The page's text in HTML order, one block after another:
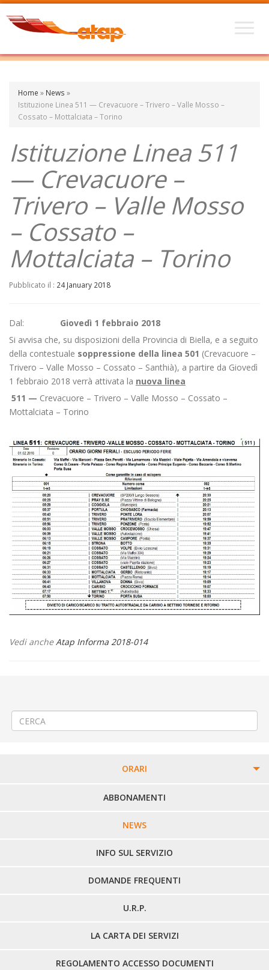
Home » News »
Istituzione Linea 511 — Crevacuore – Trivero – Valle Mosso –
Cossato – Mottalciata – Torino
Istituzione Linea 511
— Crevacuore –
Trivero – Valle Mosso
– Cossato –
Mottalciata – Torino
Pubblicato il : 24 January 2018
Dal: Giovedì 1 febbraio 2018
Si avvisa che, su disposizioni della Provincia di Biella, e a seguito
della contestuale soppressione della linea 501 (Crevacuore –
Trivero – Valle Mosso – Cossato – Santhià), a partire da Giovedì
1 febbraio 2018 verrà attivata la nuova linea
511 — Crevacuore – Trivero – Valle Mosso – Cossato –
Mottalciata – Torino
Vedi ancheAtap Informa 2018-014
ORARI
PERCORSI URBANI IN BIELLA
LINEE URBANE VERCELLI
LINEE EXTRAURBANE
ABBONAMENTI
NEWS
INFO SUL SERVIZIO
DOMANDE FREQUENTI
U.R.P.
LA CARTA DEI SERVIZI
REGOLAMENTO ACCESSO DOCUMENTI